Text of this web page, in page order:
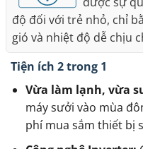
độ đối với trẻ nhỏ, chỉ
gió và nhiệt độ dễ chịu
Tiện ích 2 trong 1
Vừa làm lạnh, vừa
máy sưởi vào mùa
phí mua sắm thiết bị